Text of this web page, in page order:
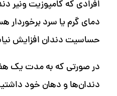
دمای گرم یا سرد برخوردار
حساسیت دندان افزایش
در صورتی که به مدت یک
دندان‌ها و دهان خود